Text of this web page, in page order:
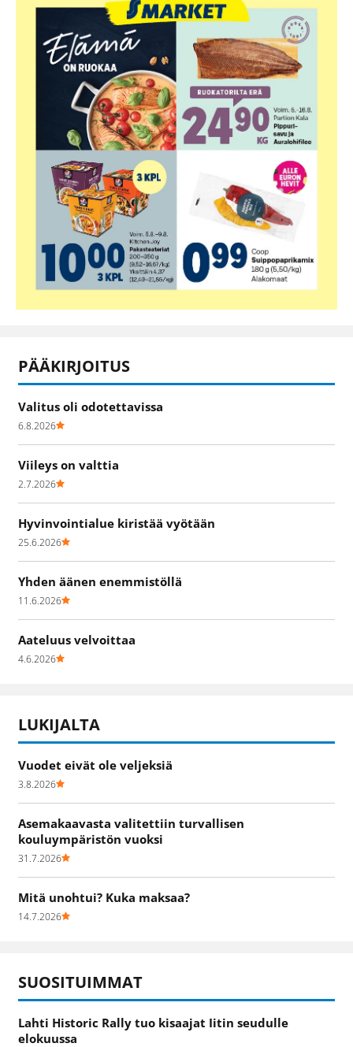
PÄÄKIRJOITUS
Valitus oli odotettavissa
6.8.2026
Viileys on valttia
2.7.2026
Hyvinvointialue kiristää vyötään
25.6.2026
Yhden äänen enemmistöllä
11.6.2026
Aateluus velvoittaa
4.6.2026
LUKIJALTA
Vuodet eivät ole veljeksiä
3.8.2026
Asemakaavasta valitettiin turvallisen
kouluympäristön vuoksi
31.7.2026
Mitä unohtui? Kuka maksaa?
14.7.2026
SUOSITUIMMAT
Lahti Historic Rally tuo kisaajat Iitin seudulle
elokuussa